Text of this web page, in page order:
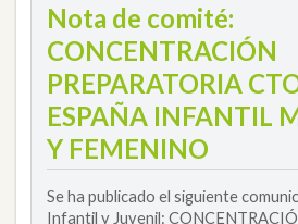
Nota de comité:
CONCENTRACIÓN
PREPARATORIA
ESPAÑA INFANTIL
Y FEMENINO
Se ha publicado el siguiente
Infantil y Juvenil: